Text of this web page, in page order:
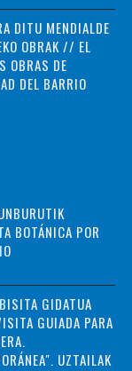
DITU MENDIALDE
OBRAK // EL
OBRAS DE
DEL BARRIO
BOTÁNICA POR
GIDATUA
GUIADA PARA
UZTAILAK